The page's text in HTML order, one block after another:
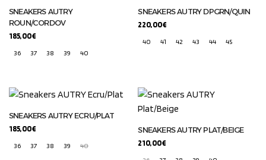
SNEAKERS AUTRY
ROUN/CORDOV
185,00€
36
37 38 39 40
SNEAKERS AUTRY DPGRN/QUIN
220,00€
40
41 42 43 44 45
SNEAKERS AUTRY ECRU/PLAT
185,00€
36
37 38 39 40
SNEAKERS AUTRY PLAT/BEIGE
210,00€